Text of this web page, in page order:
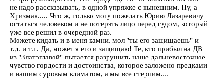
не надо рассказывать, в одной упряжке с нынешним. Ну, а
Хризман..... Что ж, только могу пожелать Юрию Лазаревичу
остаться человеком и не потерять лицо перед судом, который
уже все решил в очередной раз.
Можете кидать и в меня камни, мол "ты его защищаешь" и
т.д. и т.п. Да, может я его и защищаю! Те, кто прибыл на ДВ
из "Златоглавой" пытается разрушить наше дальневосточное
чувство гордости и достоинства, которое заложено предками
и нашим суровым климатом, а мы все стерпим....